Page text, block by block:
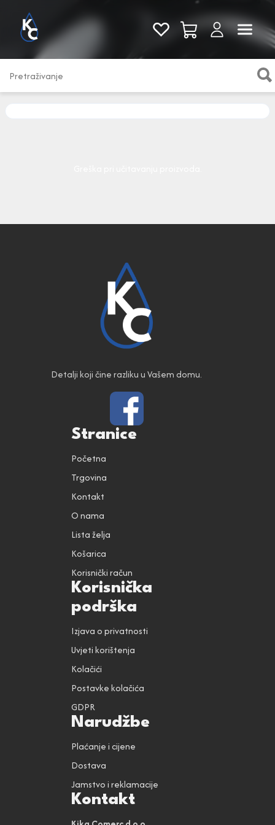
Pogledaj sve
Detalji koji čine razliku u Vašem domu.
Stranice
Početna
Trgovina
Kontakt
O nama
Lista želja
Košarica
Korisnički račun
Korisnička
podrška
Izjava o privatnosti
Uvjeti korištenja
Kolačići
Postavke kolačića
GDPR
Narudžbe
Plaćanje i cijene
Dostava
Jamstvo i reklamacije
Kontakt